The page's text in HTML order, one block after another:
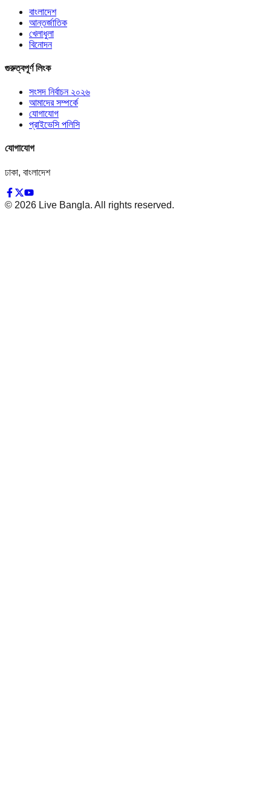
বাংলাদেশ
আন্তর্জাতিক
খেলাধুলা
বিনোদন
গুরুত্বপূর্ণ লিংক
সংসদ নির্বাচন ২০২৬
আমাদের সম্পর্কে
যোগাযোগ
প্রাইভেসি পলিসি
যোগাযোগ
ঢাকা, বাংলাদেশ
© 2026 Live Bangla. All rights reserved.